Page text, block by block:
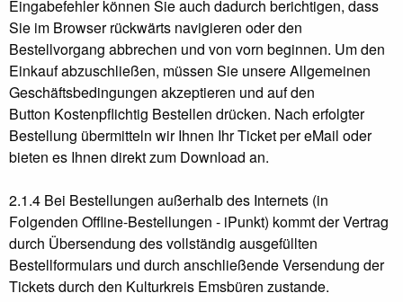
Eingabefehler können Sie auch dadurch berichtigen, dass
Sie im Browser rückwärts navigieren oder den
Bestellvorgang abbrechen und von vorn beginnen. Um den
Einkauf abzuschließen, müssen Sie unsere Allgemeinen
Geschäftsbedingungen akzeptieren und auf den
Button Kostenpflichtig Bestellen drücken. Nach erfolgter
Bestellung übermitteln wir Ihnen Ihr Ticket per eMail oder
bieten es Ihnen direkt zum Download an.
2.1.4 Bei Bestellungen außerhalb des Internets (in
Folgenden Offline-Bestellungen - iPunkt) kommt der Vertrag
durch Übersendung des vollständig ausgefüllten
Bestellformulars und durch anschließende Versendung der
Tickets durch den Kulturkreis Emsbüren zustande.